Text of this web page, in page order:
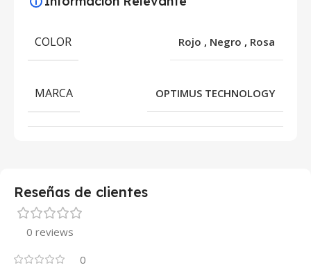
COLOR Rojo , Negro , Rosa
MARCA OPTIMUS TECHNOLOGY
Reseñas de clientes
0 reviews
0